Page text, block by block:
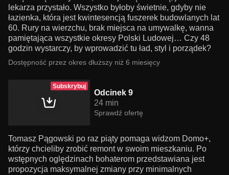
lekarza przystało. Wszystko byłoby świetnie, gdyby nie
łazienka, która jest kwintesencją fuszerek budowlanych lat
60. Rury na wierzchu, brak miejsca na umywalkę, wanna
pamiętająca wszystkie okresy Polski Ludowej… Czy 48
godzin wystarczy, by wprowadzić tu ład, styl i porządek?
Dostępność przez okres dłuższy niż 6 miesięcy
Subskrybuj
Odcinek 9
24 min
Sprawdź ofertę
Tomasz Pągowski po raz piąty pomaga widzom Domo+,
którzy chcieliby zrobić remont w swoim mieszkaniu. Po
wstępnych oględzinach bohaterom przedstawiana jest
propozycja maksymalnej zmiany przy minimalnych